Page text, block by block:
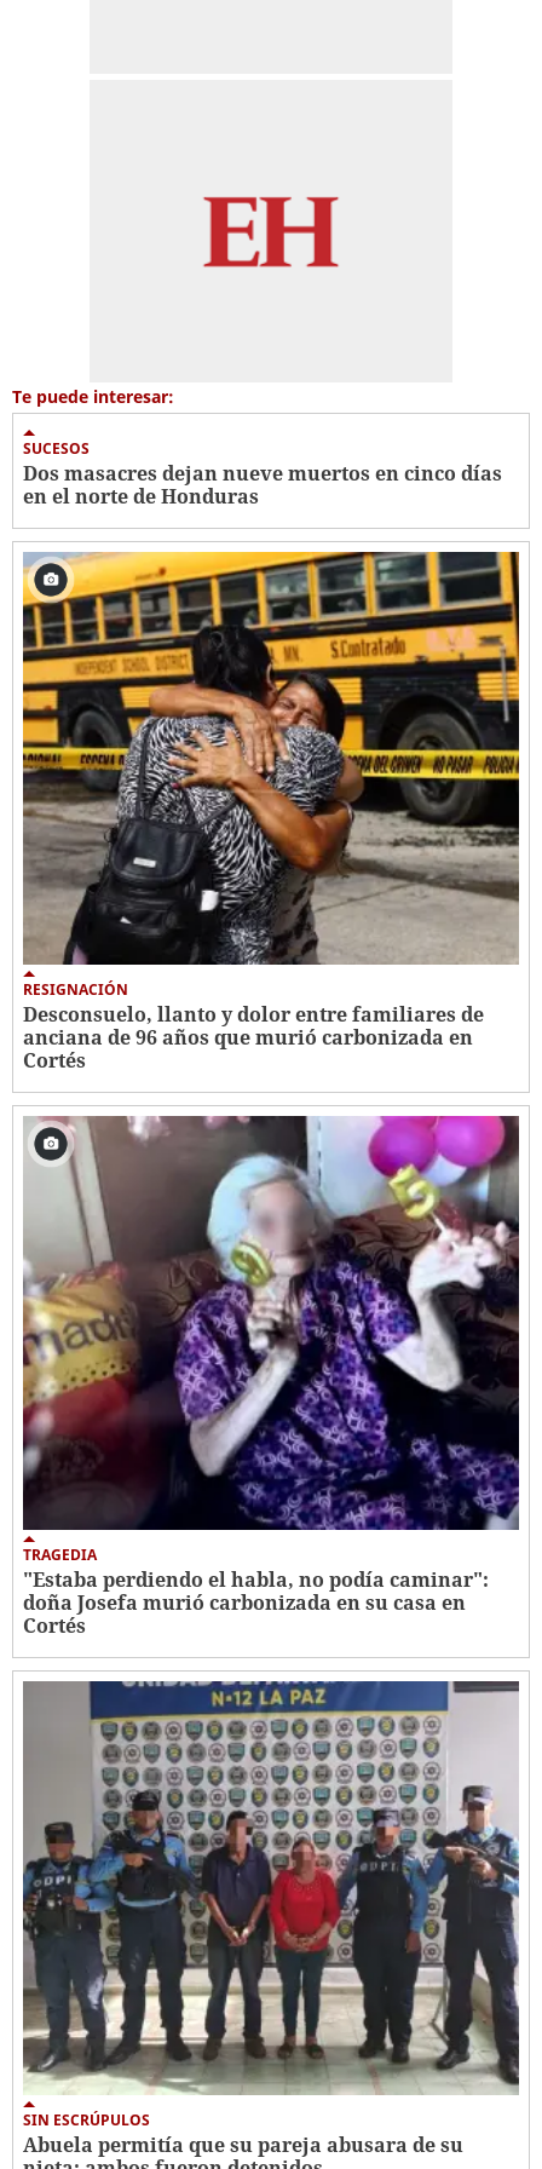
Te puede interesar:
SUCESOS
Dos masacres dejan nueve muertos en cinco días
en el norte de Honduras
RESIGNACIÓN
​​​​Desconsuelo, llanto y dolor entre familiares de
anciana de 96 años que murió carbonizada en
Cortés
TRAGEDIA
"Estaba perdiendo el habla, no podía caminar":
doña Josefa murió carbonizada en su casa en
Cortés
SIN ESCRÚPULOS
Abuela permitía que su pareja abusara de su